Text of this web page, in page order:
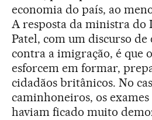
economia do país, ao
A resposta da ministra
Patel, com um discurso
contra a imigração, é que
esforcem em formar,
cidadãos britânicos. No
caminhoneiros, os
haviam ficado muito